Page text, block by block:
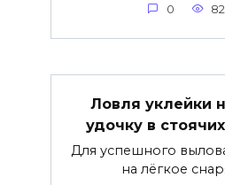
0
Ловля уклейки
удочку в
Для успешного
на лёгкое